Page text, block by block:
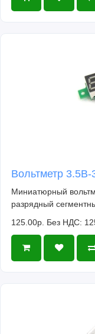
Вольтметр
Миниатюрный
разрядный
125.00р. Без НДС: